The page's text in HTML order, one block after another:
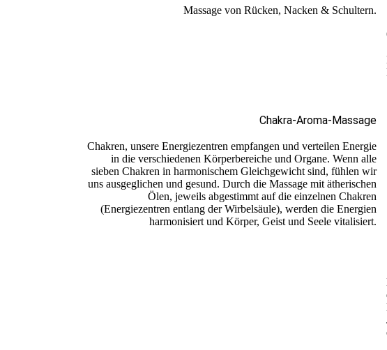
Massage von Rücken, Nacken & Schultern.
Chakra-Aroma-Massage
Chakren, unsere Energiezentren empfangen und verteilen Energie
in die verschiedenen Körperbereiche und Organe. Wenn alle
sieben Chakren in harmonischem Gleichgewicht sind, fühlen wir
uns ausgeglichen und gesund. Durch die Massage mit ätherischen
Ölen, jeweils abgestimmt auf die einzelnen Chakren
(Energiezentren entlang der Wirbelsäule), werden die Energien
harmonisiert und Körper, Geist und Seele vitalisiert.